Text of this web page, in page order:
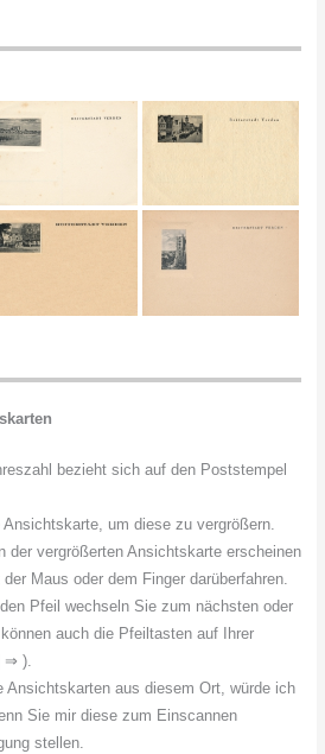
bezieht sich auf den Poststempel
um diese zu vergrößern.
der vergrößerten Ansichtskarte erscheinen
Maus oder dem Finger darüberfahren.
Pfeil wechseln Sie zum nächsten oder
auch die Pfeiltasten auf Ihrer
⇒ ).
Ansichtskarten aus diesem Ort, würde ich
Sie mir diese zum Einscannen
stellen.